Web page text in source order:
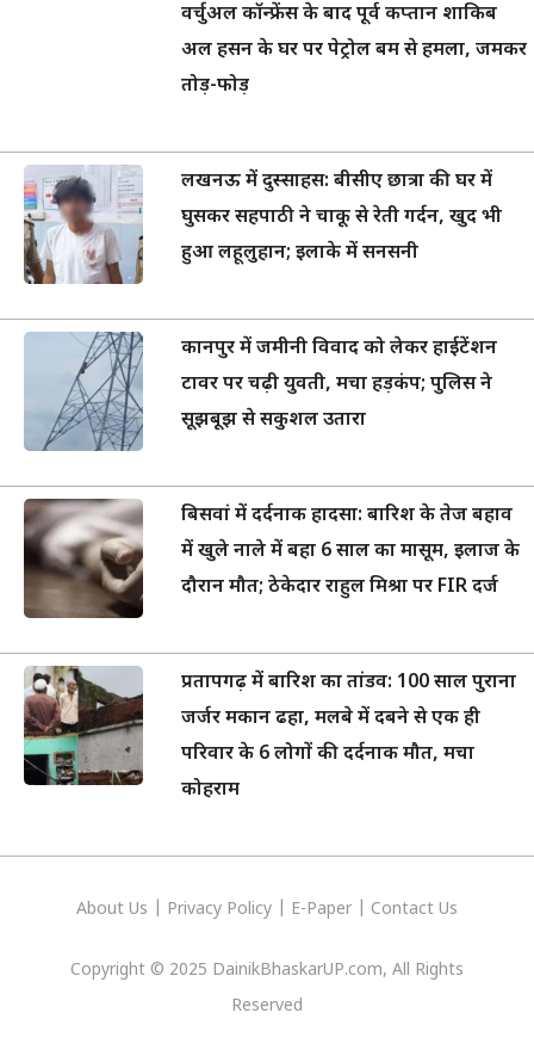
वर्चुअल कॉन्फ्रेंस के बाद पूर्व कप्तान शाकिब
अल हसन के घर पर पेट्रोल बम से हमला, जमकर
तोड़-फोड़
लखनऊ में दुस्साहस: बीसीए छात्रा की घर में
घुसकर सहपाठी ने चाकू से रेती गर्दन, खुद भी
हुआ लहूलुहान; इलाके में सनसनी
कानपुर में जमीनी विवाद को लेकर हाईटेंशन
टावर पर चढ़ी युवती, मचा हड़कंप; पुलिस ने
सूझबूझ से सकुशल उतारा
बिसवां में दर्दनाक हादसा: बारिश के तेज बहाव
में खुले नाले में बहा 6 साल का मासूम, इलाज के
दौरान मौत; ठेकेदार राहुल मिश्रा पर FIR दर्ज
प्रतापगढ़ में बारिश का तांडव: 100 साल पुराना
जर्जर मकान ढहा, मलबे में दबने से एक ही
परिवार के 6 लोगों की दर्दनाक मौत, मचा
कोहराम
About Us Privacy Policy E-Paper Contact Us
Copyright © 2025 DainikBhaskarUP.com, All Rights
Reserved